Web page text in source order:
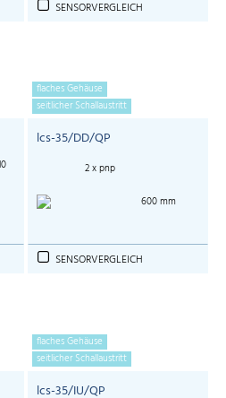
SENSORVERGLEICH
flaches Gehäuse
seitlicher Schallaustritt
lcs-35/DD/QP
2 x pnp
600 mm
SENSORVERGLEICH
flaches Gehäuse
seitlicher Schallaustritt
lcs-35/IU/QP